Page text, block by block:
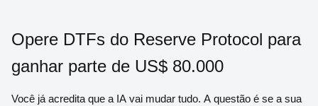
tokenizad
Opere DTFs do Reserve Protocol para
ganhar parte de US$ 80.000
Você já acredita que a IA vai mudar tudo. A questão é se a sua